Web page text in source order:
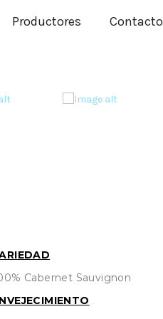
Productores Contacto
Cabernet Sauvignon